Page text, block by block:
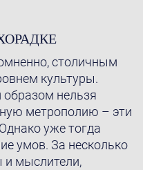
столичным
культуры.
образом нельзя
метрополию – эти
уже тогда
умов. За несколько
и мыслители,